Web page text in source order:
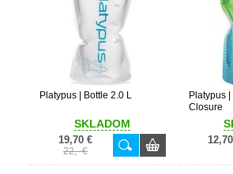
Platypus | Bottle 2.0 L
SKLADOM
19,70 €
22,- €
Platypus
Closure